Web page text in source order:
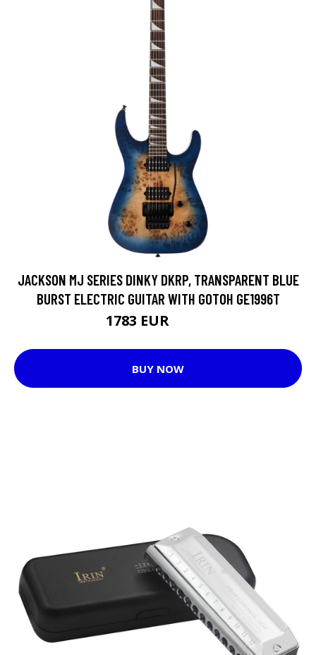
JACKSON MJ SERIES DINKY DKRP, TRANSPARENT BLUE
BURST ELECTRIC GUITAR WITH GOTOH GE1996T
1783 EUR
BUY NOW